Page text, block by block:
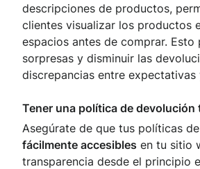
descripciones de productos,
clientes visualizar los productos
espacios antes de comprar. Esto
sorpresas y disminuir las
discrepancias entre expectativas
Tener una política de devolución
Asegúrate de que tus políticas
fácilmente accesibles en tu sitio
transparencia desde el principio